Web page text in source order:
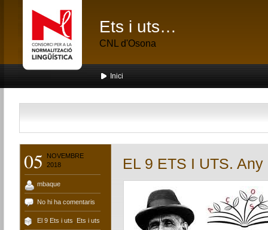
Ets i uts…
CNL d'Osona
Inici
05
NOVEMBRE
2018
mbaque
No hi ha comentaris
El 9 Ets i uts Ets i uts
EL 9 ETS I UTS. Any